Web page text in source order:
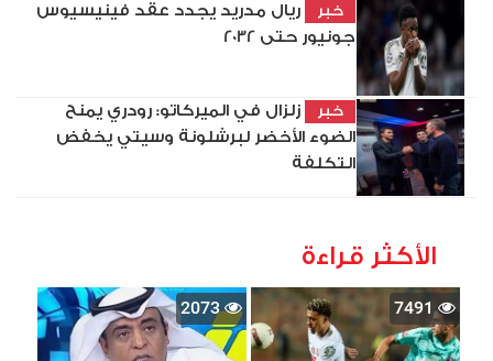
خبر
ريال مدريد يجدد عقد فينيسيوس
جونيور حتى 2032
خبر
زلزال في الميركاتو: رودري يمنح
الضوء الأخضر لبرشلونة وسيتي يخفض
التكلفة
الأكثر قراءة
7491
2073